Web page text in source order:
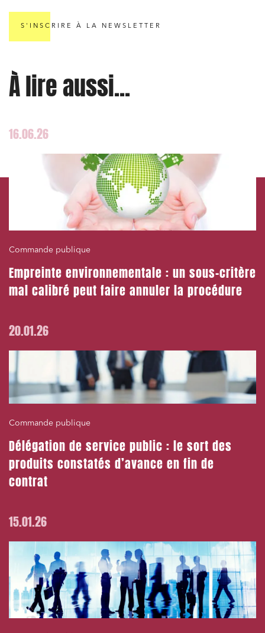
S'INSCRIRE À LA NEWSLETTER
À lire aussi...
16.06.26
Commande publique
Empreinte environnementale : un sous-critère
mal calibré peut faire annuler la procédure
20.01.26
Commande publique
Délégation de service public : le sort des
produits constatés d’avance en fin de
contrat
15.01.26